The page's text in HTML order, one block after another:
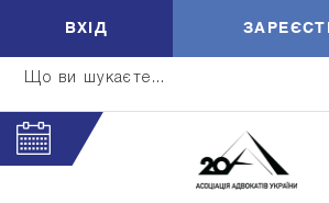
Що ви шукаєте...
ВXIД